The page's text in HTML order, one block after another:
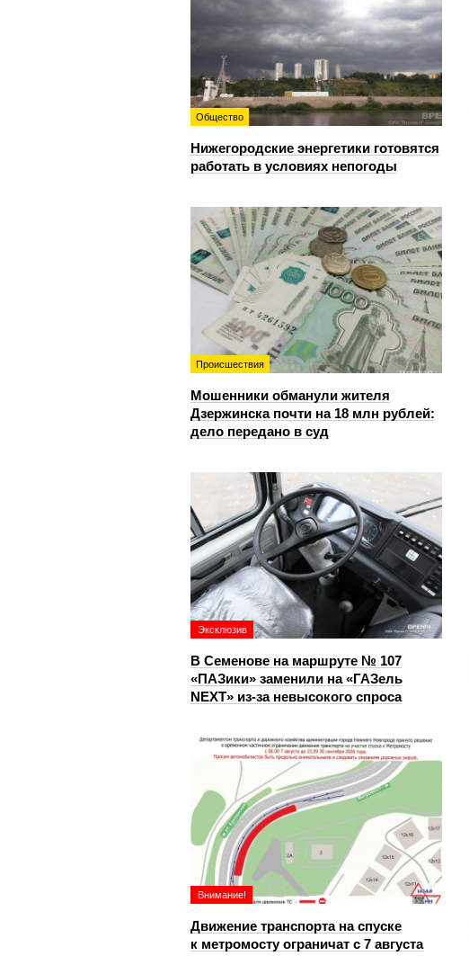
Общество
Нижегородские энергетики готовятся
работать в условиях непогоды
Происшествия
Мошенники обманули жителя
Дзержинска почти на 18 млн рублей:
дело передано в суд
Эксклюзив
В Семенове на маршруте № 107
«ПАЗики» заменили на «ГАЗель
NEXT» из‑за невысокого спроса
Внимание!
Движение транспорта на спуске
к метромосту ограничат с 7 августа